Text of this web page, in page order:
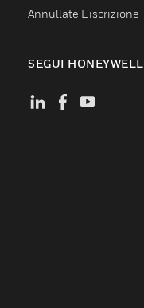
Annullate L’iscrizione
SEGUI HONEYWELL